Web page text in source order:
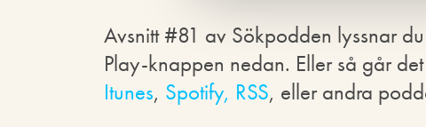
Avsnitt #81 av Sökpodden lyssnar
Play-knappen nedan. Eller så går
Itunes, Spotify, RSS, eller andra